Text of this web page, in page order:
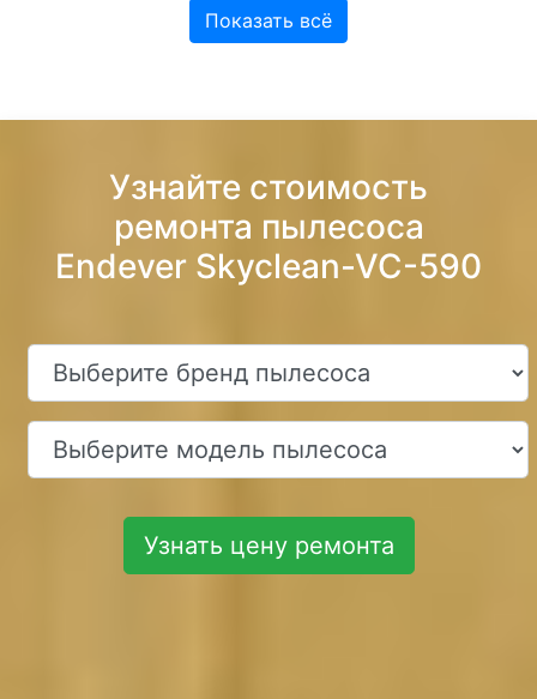
Показать всё
Узнайте стоимость
ремонта пылесоса
Endever Skyclean-VC-590
Узнать цену ремонта